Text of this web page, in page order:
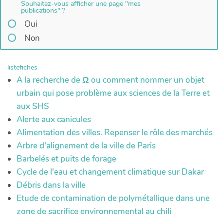
Souhaitez-vous afficher une page "mes
publications" ?
Oui
Non
listefiches
A la recherche de Ω ou comment nommer un objet
urbain qui pose problème aux sciences de la Terre et
aux SHS
Alerte aux canicules
Alimentation des villes. Repenser le rôle des marchés
Arbre d'alignement de la ville de Paris
Barbelés et puits de forage
Cycle de l'eau et changement climatique sur Dakar
Débris dans la ville
Etude de contamination de polymétallique dans une
zone de sacrifice environnemental au chili